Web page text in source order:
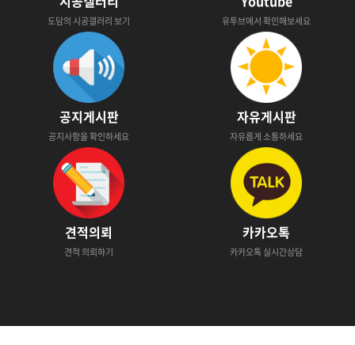
도담의 시공갤러리 보기 유투브에서 확인해보세요
공지게시판
공지사항을 확인하세요
자유게시판
자유롭게 소통하세요
견적의뢰
견적 의뢰하기
카카오톡
카카오톡 실시간상담